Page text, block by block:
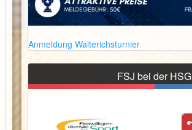
Anmeldung Walterichsturnier
FSJ bei der HSG